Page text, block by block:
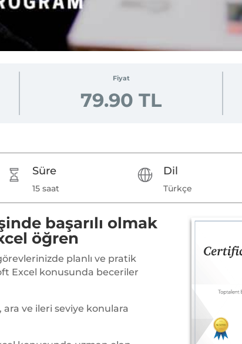
Fiyat
79.90 TL
Süre
15 saat
Dil
Türkçe
başarılı olmak
öğren
planlı ve pratik
Excel konusunda beceriler
ve ileri seviye konulara